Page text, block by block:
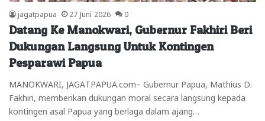
jagatpapua 27 Juni 2026 0
Datang Ke Manokwari, Gubernur Fakhiri Beri
Dukungan Langsung Untuk Kontingen
Pesparawi Papua
MANOKWARI, JAGATPAPUA.com– Gubernur Papua, Mathius D.
Fakhiri, memberikan dukungan moral secara langsung kepada
kontingen asal Papua yang berlaga dalam ajang…